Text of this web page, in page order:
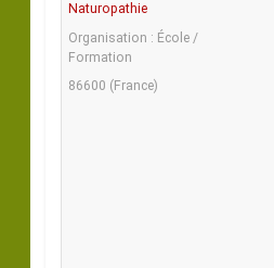
Naturopathie
Organisation : École /
Formation
86600 (France)